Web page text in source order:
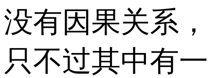
没有因果关系，
只不过其中有一